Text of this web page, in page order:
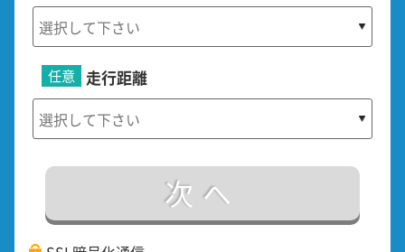
走行距離
任意
次へ